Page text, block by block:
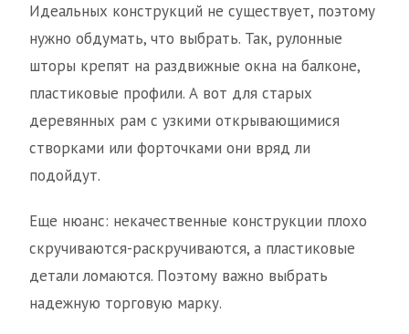
Идеальных конструкций не существует, поэтому
нужно обдумать, что выбрать. Так, рулонные
шторы крепят на раздвижные окна на балконе,
пластиковые профили. А вот для старых
деревянных рам с узкими открывающимися
створками или форточками они вряд ли
подойдут.
Еще нюанс: некачественные конструкции плохо
скручиваются-раскручиваются, а пластиковые
детали ломаются. Поэтому важно выбрать
надежную торговую марку.